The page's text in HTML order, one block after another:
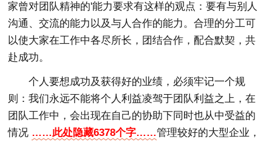
家曾对团队精神的'能力要求有这样的观点：要有与别人
沟通、交流的能力以及与人合作的能力。合理的分工可
以使大家在工作中各尽所长，团结合作，配合默契，共
赴成功。
个人要想成功及获得好的业绩，必须牢记一个规
则：我们永远不能将个人利益凌驾于团队利益之上，在
团队工作中，会出现在自己的协助下同时也从中受益的
情况 ……此处隐藏6378个字……管理较好的大型企业，